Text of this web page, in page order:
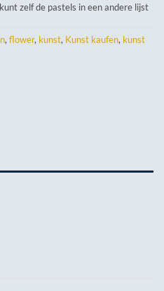
zelf de pastels in een andere lijst
, flower, kunst, Kunst kaufen, kunst